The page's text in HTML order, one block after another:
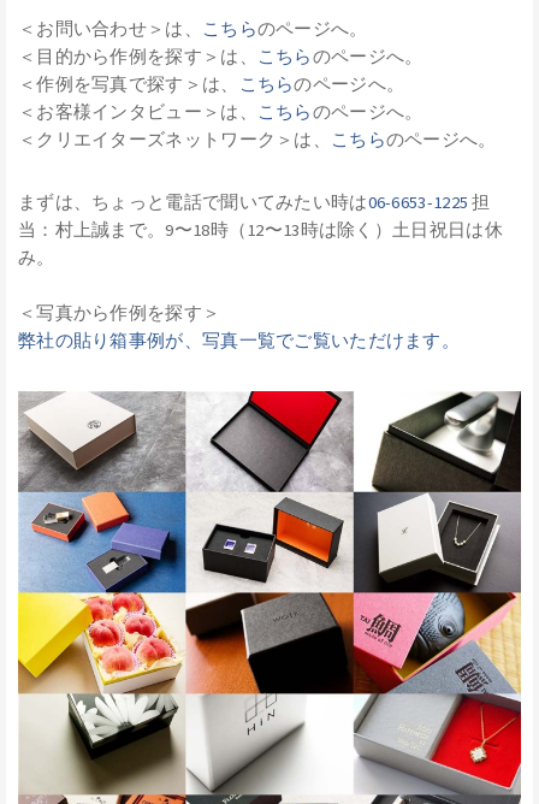
＜お問い合わせ＞は、 こちらのページへ。
＜目的から作例を探す＞は、
こちらのページへ。
＜作例を写真で探す＞は、
こちらのページへ。
＜お客様インタビュー＞は、
こちらのページへ。
＜クリエイターズネットワーク＞は、
こちらのページへ。
まずは、ちょっと電話で聞いてみたい時は06-6653-1225 担
当：村上誠まで。9〜18時（12〜13時は除く）土日祝日は休
み。
＜写真から作例を探す＞
弊社の貼り箱事例が、写真一覧でご覧いただけます。